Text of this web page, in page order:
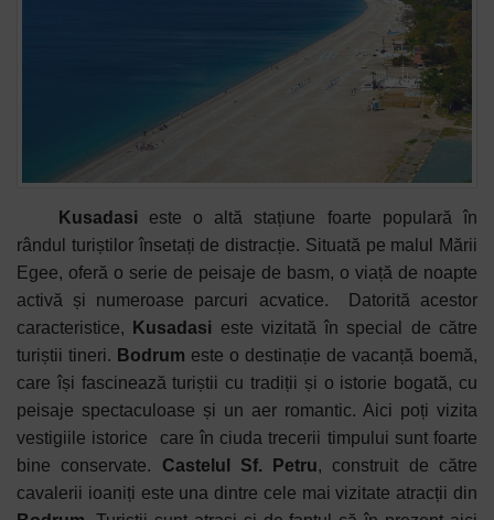
Kusadasi este o altă stațiune foarte populară în
rândul turiștilor însetați de distracție. Situată pe malul Mării
Egee, oferă o serie de peisaje de basm, o viață de noapte
activă și numeroase parcuri acvatice.
Datorită acestor
caracteristice,
Kusadasi este vizitată în special de către
turiștii tineri. Bodrum este o destinație de vacanță boemă,
care își fascinează turiștii cu tradiții și o istorie bogată, cu
peisaje spectaculoase și un aer romantic. Aici poți vizita
vestigiile istorice care în ciuda trecerii timpului sunt foarte
bine conservate. Castelul Sf. Petru, construit de către
cavalerii ioaniți este una dintre cele mai vizitate atracții din